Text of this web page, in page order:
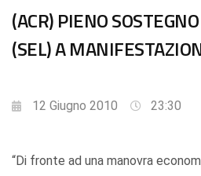
(ACR) PIENO
(SEL) A
12 Giugno 2010 23:30
“Di fronte ad una manovra